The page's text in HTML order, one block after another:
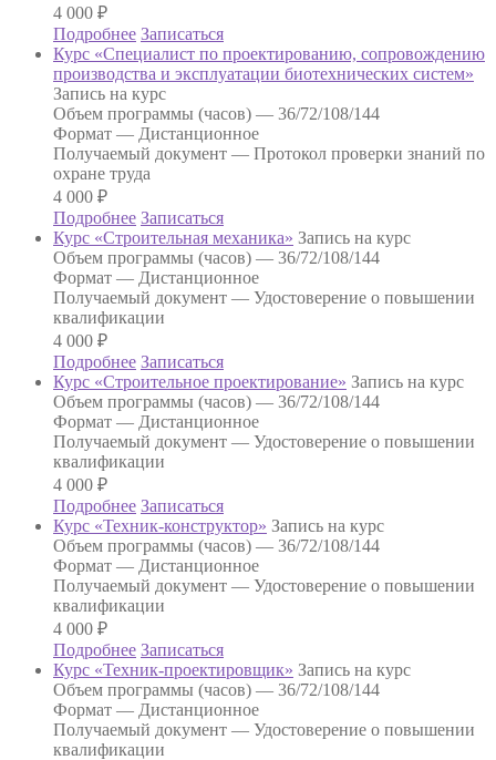
4 000 ₽
Подробнее Записаться
Курс «Специалист по проектированию, сопровождению
производства и эксплуатации биотехнических систем»
Запись на курс
Объем программы (часов) — 36/72/108/144
Формат — Дистанционное
Получаемый документ — Протокол проверки знаний по
охране труда
4 000 ₽
Подробнее Записаться
Курс «Строительная механика» Запись на курс
Объем программы (часов) — 36/72/108/144
Формат — Дистанционное
Получаемый документ — Удостоверение о повышении
квалификации
4 000 ₽
Подробнее Записаться
Курс «Строительное проектирование» Запись на курс
Объем программы (часов) — 36/72/108/144
Формат — Дистанционное
Получаемый документ — Удостоверение о повышении
квалификации
4 000 ₽
Подробнее Записаться
Курс «Техник-конструктор» Запись на курс
Объем программы (часов) — 36/72/108/144
Формат — Дистанционное
Получаемый документ — Удостоверение о повышении
квалификации
4 000 ₽
Подробнее Записаться
Курс «Техник-проектировщик» Запись на курс
Объем программы (часов) — 36/72/108/144
Формат — Дистанционное
Получаемый документ — Удостоверение о повышении
квалификации